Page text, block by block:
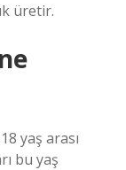
üretir.
yaş arası
bu yaş